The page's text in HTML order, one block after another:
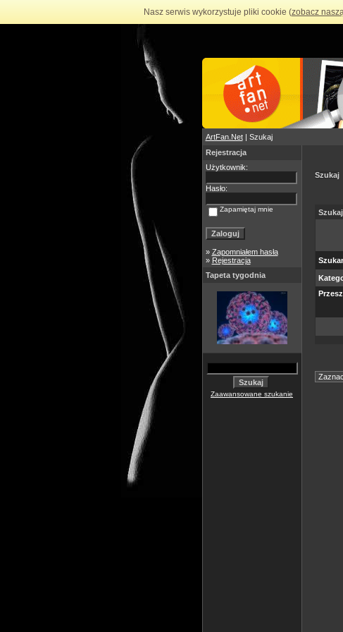
Nasz serwis wykorzystuje pliki cookie (zobacz
ArtFan.Net| Szukaj
Rejestracja
Użytkownik:
Hasło:
Zapamiętaj mnie
» Zapomniałem hasła
» Rejestracja
Tapeta tygodnia
Zaawansowane szukanie
Szukaj
Szukaj